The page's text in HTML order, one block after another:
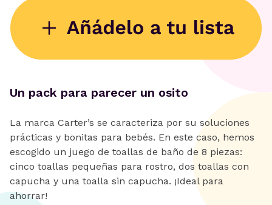
Un pack para parecer un osito
La marca Carter’s se caracteriza por su soluciones
prácticas y bonitas para bebés. En este caso, hemos
escogido un juego de toallas de baño de 8 piezas:
cinco toallas pequeñas para rostro, dos toallas con
capucha y una toalla sin capucha. ¡Ideal para
ahorrar!